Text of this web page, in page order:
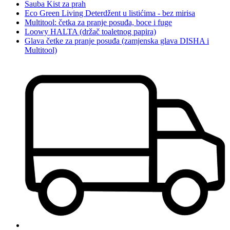
Sauba Kist za prah
Eco Green Living Deterdžent u listićima - bez mirisa
Multitool: četka za pranje posuđa, boce i fuge
Loowy HALTA (držač toaletnog papira)
Glava četke za pranje posuđa (zamjenska glava DISHA i
Multitool)